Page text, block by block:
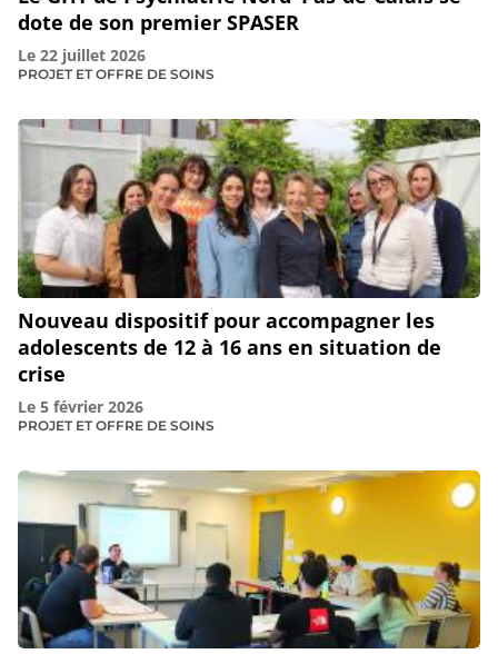
dote de son premier SPASER
Le 22 juillet 2026
PROJET ET OFFRE DE SOINS
Nouveau dispositif pour accompagner les
adolescents de 12 à 16 ans en situation de
crise
Le 5 février 2026
PROJET ET OFFRE DE SOINS